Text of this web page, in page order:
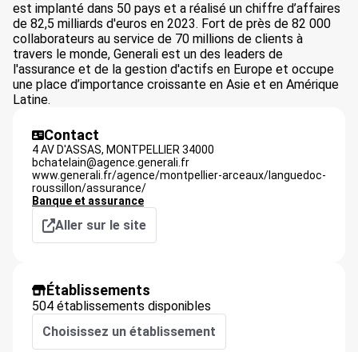
est implanté dans 50 pays et a réalisé un chiffre d’affaires
de 82,5 milliards d'euros en 2023. Fort de près de 82 000
collaborateurs au service de 70 millions de clients à
travers le monde, Generali est un des leaders de
l'assurance et de la gestion d'actifs en Europe et occupe
une place d’importance croissante en Asie et en Amérique
Latine.
Contact
4 AV D'ASSAS, MONTPELLIER 34000
bchatelain@agence.generali.fr
www.generali.fr/agence/montpellier-arceaux/languedoc-
roussillon/assurance/
Banque et assurance
Aller sur le site
Établissements
504 établissements disponibles
Choisissez un établissement